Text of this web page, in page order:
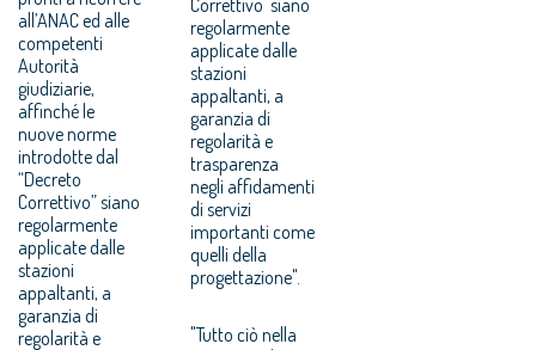
all’ANAC ed alle
competenti
Autorità
giudiziarie,
affinché le
nuove norme
introdotte dal
“Decreto
Correttivo” siano
regolarmente
applicate dalle
stazioni
appaltanti, a
garanzia di
regolarità e
regolarmente
applicate dalle
stazioni
appaltanti, a
garanzia di
regolarità e
trasparenza
negli affidamenti
di servizi
importanti come
quelli della
progettazione".
"Tutto ciò nella